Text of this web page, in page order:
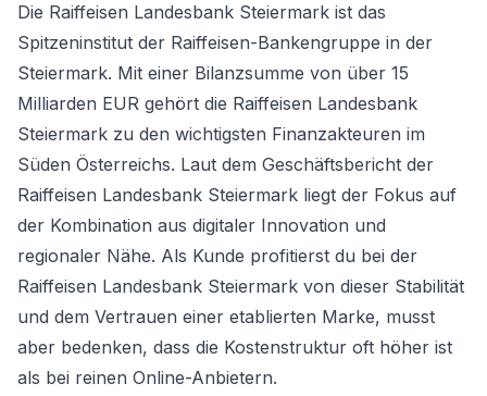
Die Raiffeisen Landesbank Steiermark ist das
Spitzeninstitut der Raiffeisen-Bankengruppe in der
Steiermark. Mit einer Bilanzsumme von über 15
Milliarden EUR gehört die Raiffeisen Landesbank
Steiermark zu den wichtigsten Finanzakteuren im
Süden Österreichs. Laut dem Geschäftsbericht der
Raiffeisen Landesbank Steiermark liegt der Fokus auf
der Kombination aus digitaler Innovation und
regionaler Nähe. Als Kunde profitierst du bei der
Raiffeisen Landesbank Steiermark von dieser Stabilität
und dem Vertrauen einer etablierten Marke, musst
aber bedenken, dass die Kostenstruktur oft höher ist
als bei reinen Online-Anbietern.